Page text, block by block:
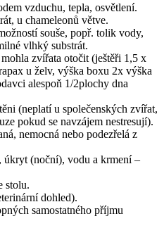
vzduchu, tepla, osvětlení.
u chameleonů větve.
souše, popř. tolik vody,
vlhký substrát.
zvířata otočit (ještěři 1,5 x
u želv, výška boxu 2x výška
alespoň 1/2plochy dna
(neplatí u společenských zvířat,
pokud se navzájem nestresují).
nemocná nebo podezřelá z
úkryt (noční), vodu a krmení –
stolu.
dohled).
samostatného příjmu